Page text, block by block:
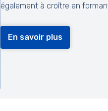
également à croître en
En savoir plus